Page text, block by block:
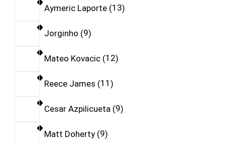
Aymeric Laporte 13
Jorginho 9
Mateo Kovacic 12
Reece James 11
Cesar Azpilicueta 9
Matt Doherty 9